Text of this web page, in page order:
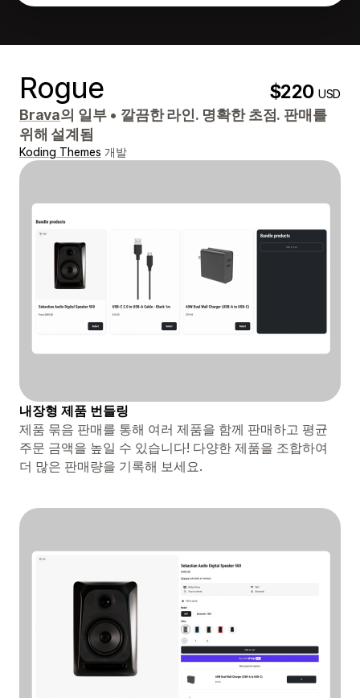
Rogue $220USD
Brava의 일부 • 깔끔한 라인. 명확한 초점. 판매를
위해 설계됨
Koding Themes 개발
내장형 제품 번들링
제품 묶음 판매를 통해 여러 제품을 함께 판매하고 평균
주문 금액을 높일 수 있습니다! 다양한 제품을 조합하여
더 많은 판매량을 기록해 보세요.